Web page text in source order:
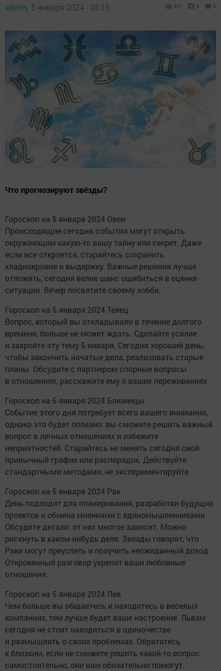
admin, 5 января 2024 - 05:15 651 0 0
Что прогнозируют звёзды?
Гороскоп на 5 января 2024 Овен
Происходящие сегодня события могут открыть
окружающим какую-то вашу тайну или секрет. Даже
если все откроется, старайтесь сохранить
хладнокровие и выдержку. Важные решения лучше
отложить, сегодня велик шанс ошибиться в оценке
ситуации. Вечер посвятите своему хобби.
Гороскоп на 5 января 2024 Телец
Вопрос, который вы откладывали в течение долгого
времени, больше не может ждать. Сделайте усилие
и закройте эту тему 5 января. Сегодня хороший день,
чтобы закончить начатые дела, реализовать старые
планы. Обсудите с партнером спорные вопросы
в отношениях, расскажите ему о ваших переживаниях.
Гороскоп на 5 января 2024 Близнецы
Событие этого дня потребует всего вашего внимания,
однако это будет полезно: вы сможете решить важный
вопрос в личных отношениях и избежите
неприятностей. Старайтесь не менять сегодня свой
привычный график или распорядок. Действуйте
стандартными методами, не экспериментируйте.
Гороскоп на 5 января 2024 Рак
День подходит для планирования, разработки будущих
проектов и обмена мнениями с единомышленниками.
Обсудите детали: от них многое зависит. Можно
рискнуть в каком-нибудь деле. Звезды говорят, что
Раки могут преуспеть и получить неожиданный доход.
Откровенный разговор укрепит ваши любовные
отношения.
Гороскоп на 5 января 2024 Лев
Чем больше вы общаетесь и находитесь в веселых
компаниях, тем лучше будет ваше настроение. Львам
сегодня не стоит находиться в одиночестве
и размышлять о своих проблемах. Обратитесь
к близким, если не сможете решить какой-то вопрос
самостоятельно, они вам обязательно помогут.